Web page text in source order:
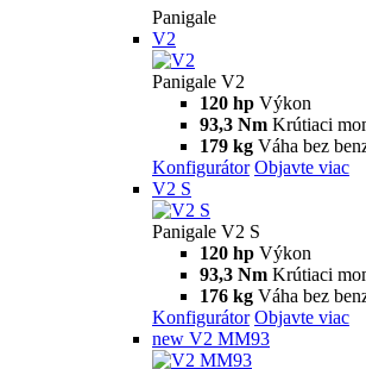
Panigale
V2
Panigale V2
120 hp Výkon
93,3 Nm Krútiaci
179 kg Váha bez
Konfigurátor Objavte viac
V2 S
Panigale V2 S
120 hp Výkon
93,3 Nm Krútiaci
176 kg Váha bez
Konfigurátor Objavte viac
new V2 MM93